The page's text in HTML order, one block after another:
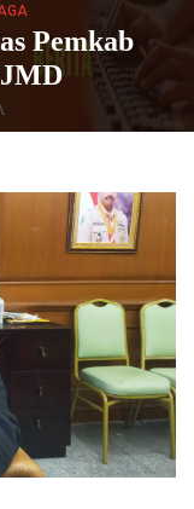
Pemkab